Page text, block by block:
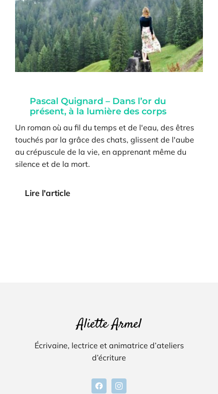
Pascal Quignard – Dans l’or du
présent, à la lumière des corps
Un roman où au fil du temps et de l'eau, des êtres
touchés par la grâce des chats, glissent de l'aube
au crépuscule de la vie, en apprenant même du
silence et de la mort.
Lire l'article
Aliette Armel
Écrivaine, lectrice et animatrice d’ateliers
d’écriture